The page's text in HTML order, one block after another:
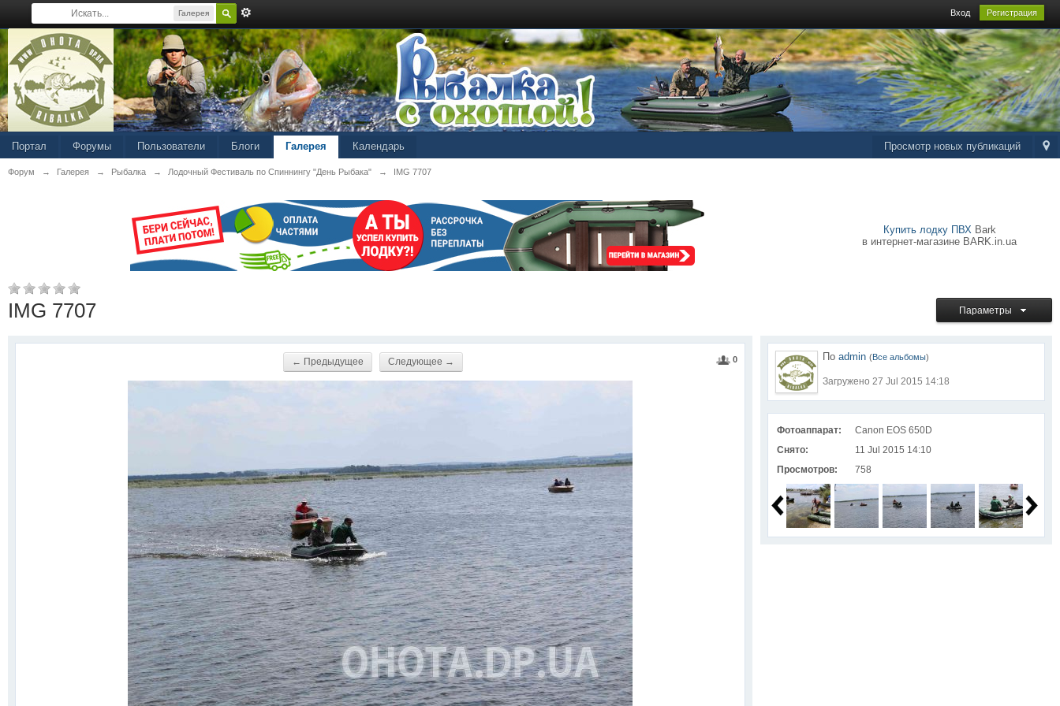
Галерея Вход Регистрация
Просмотр новых публикаций
Портал Форумы Пользователи Блоги Галерея Календарь
Форум → Галерея → Рыбалка → Лодочный Фестиваль по Спиннингу "День Рыбака" → IMG 7707
Купить лодку ПВХBark
в интернет-магазине BARK.in.ua
Параметры
IMG 7707
По admin (Все альбомы)
Загружено 27 Jul 2015 14:18
Фотоаппарат:
Canon EOS 650D
Снято:
11 Jul 2015 14:10
Просмотров:
758
0
← Предыдущее Следующее →